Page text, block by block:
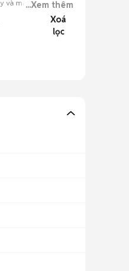
và màu sắc....Xem thêm
Xoá
lọc